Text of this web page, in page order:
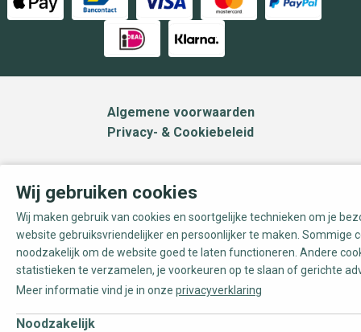
Algemene voorwaarden
Privacy- & Cookiebeleid
Wij gebruiken cookies
Wij maken gebruik van cookies en soortgelijke technieken om je
website gebruiksvriendelijker en persoonlijker te maken. Sommige
noodzakelijk om de website goed te laten functioneren. Andere
statistieken te verzamelen, je voorkeuren op te slaan of gerichte
Meer informatie vind je in onze privacyverklaring
Noodzakelijk